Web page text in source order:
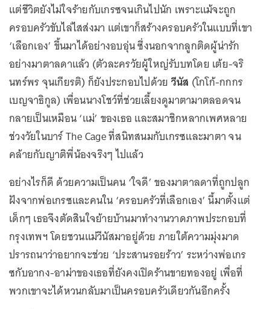
แต่ชีวิตยังไม่ใจร้ายกับเกรซจนเกินไปนัก เพราะแม้จะถูก
ครอบครัวขับไล่ไสส่งมา แต่เขาก็สร้างครอบครัวในแบบที่เขา
‘เลือกเอง’ ขึ้นมาได้อย่างอบอุ่น ซึ่งนอกจากลูกติดผู้น่ารัก
อย่างมาตาลดาแล้ว (ตัวละครวัยผู้ใหญ่รับบทโดย เต้ย-จริ
นทร์พร จุนเกียรติ) ก็ยังประกอบไปด้วย วีนัส (โกโก้-กกกร
เบญจาธิกูล) เพื่อนนางโชว์ที่ช่วยเลี้ยงดูมาตามาตลอดจน
กลายเป็นเหมือน ‘แม่’ ของเธอ และสมาชิกหลากเพศหลาย
ช่วงวัยในบาร์ The Cage ที่สนิทสนมกับเกรซและมาตา จน
คล้ายกับญาติพี่น้องจริงๆ ไปแล้ว
อย่างไรก็ดี ด้วยความเป็นคน ‘ใจดี’ ของมาตาลดาที่ถูกปลูก
ฝังจากพ่อเกรซและคนใน ‘ครอบครัวที่เลือกเอง’ นี้มาตั้งแต่
เด็กๆ เธอจึงตัดสินใจย้ายบ้านมาทำงานวาดภาพประกอบที่
กรุงเทพฯ โดยชวนแม่วีนัสมาอยู่ด้วย ภายใต้ความมุ่งมาด
ปรารถนาว่าอยากจะช่วย ‘ประสานรอยร้าว’ ระหว่างพ่อเกร
ซกับอากง-อาม่าของเธอที่ยังคงเปิดร้านขายทองอยู่ เพื่อที่
พวกเขาจะได้หวนกลับมาเป็นครอบครัวเดียวกันอีกครั้ง